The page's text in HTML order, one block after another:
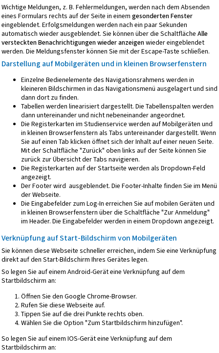
Wichtige Meldungen, z. B. Fehlermeldungen, werden nach dem Absenden
eines Formulars rechts auf der Seite in einem gesonderten Fenster
eingeblendet. Erfolgsmeldungen werden nach ein paar Sekunden
automatisch wieder ausgeblendet. Sie können über die Schaltfläche Alle
versteckten Benachrichtigungen wieder anzeigenwieder eingeblendet
werden. Die Meldungsfenster können Sie mit der Escape-Taste schließen.
Darstellung auf Mobilgeräten und in kleinen Browserfenstern
Einzelne Bedienelemente des Navigationsrahmens werden in
kleineren Bildschirmen in das Navigationsmenü ausgelagert und sind
dann dort zu finden.
Tabellen werden linearisiert dargestellt. Die Tabellenspalten werden
dann untereinander und nicht nebeneinander angeordnet.
Die Registerkarten im Studienservice werden auf Mobilgeräten und
in kleinen Browserfenstern als Tabs untereinander dargestellt. Wenn
Sie auf einen Tab klicken öffnet sich der Inhalt auf einer neuen Seite.
Mit der Schaltfläche "Zurück" oben links auf der Seite können Sie
zurück zur Übersicht der Tabs navigieren.
Die Registerkarten auf der Startseite werden als Dropdown-Feld
angezeigt.
Der Footer wird ausgeblendet. Die Footer-Inhalte finden Sie im Menü
der Webseite.
Die Eingabefelder zum Log-In erreichen Sie auf mobilen Geräten und
in kleinen Browserfenstern über die Schaltfläche "Zur Anmeldung"
im Header. Die Eingabefelder werden in einem Dropdown angezeigt.
Verknüpfung auf Start-Bildschirm von Mobilgeräten
Sie können diese Webseite schneller erreichen, indem Sie eine Verknüpfung
direkt auf den Start-Bildschirm Ihres Gerätes legen.
So legen Sie auf einem Android-Gerät eine Verknüpfung auf dem
Startbildschirm an:
Öffnen Sie den Google Chrome-Browser.
Rufen Sie diese Webseite auf.
Tippen Sie auf die drei Punkte rechts oben.
Wählen Sie die Option "Zum Startbildschirm hinzufügen".
So legen Sie auf einem IOS-Gerät eine Verknüpfung auf dem
Startbildschirm an: